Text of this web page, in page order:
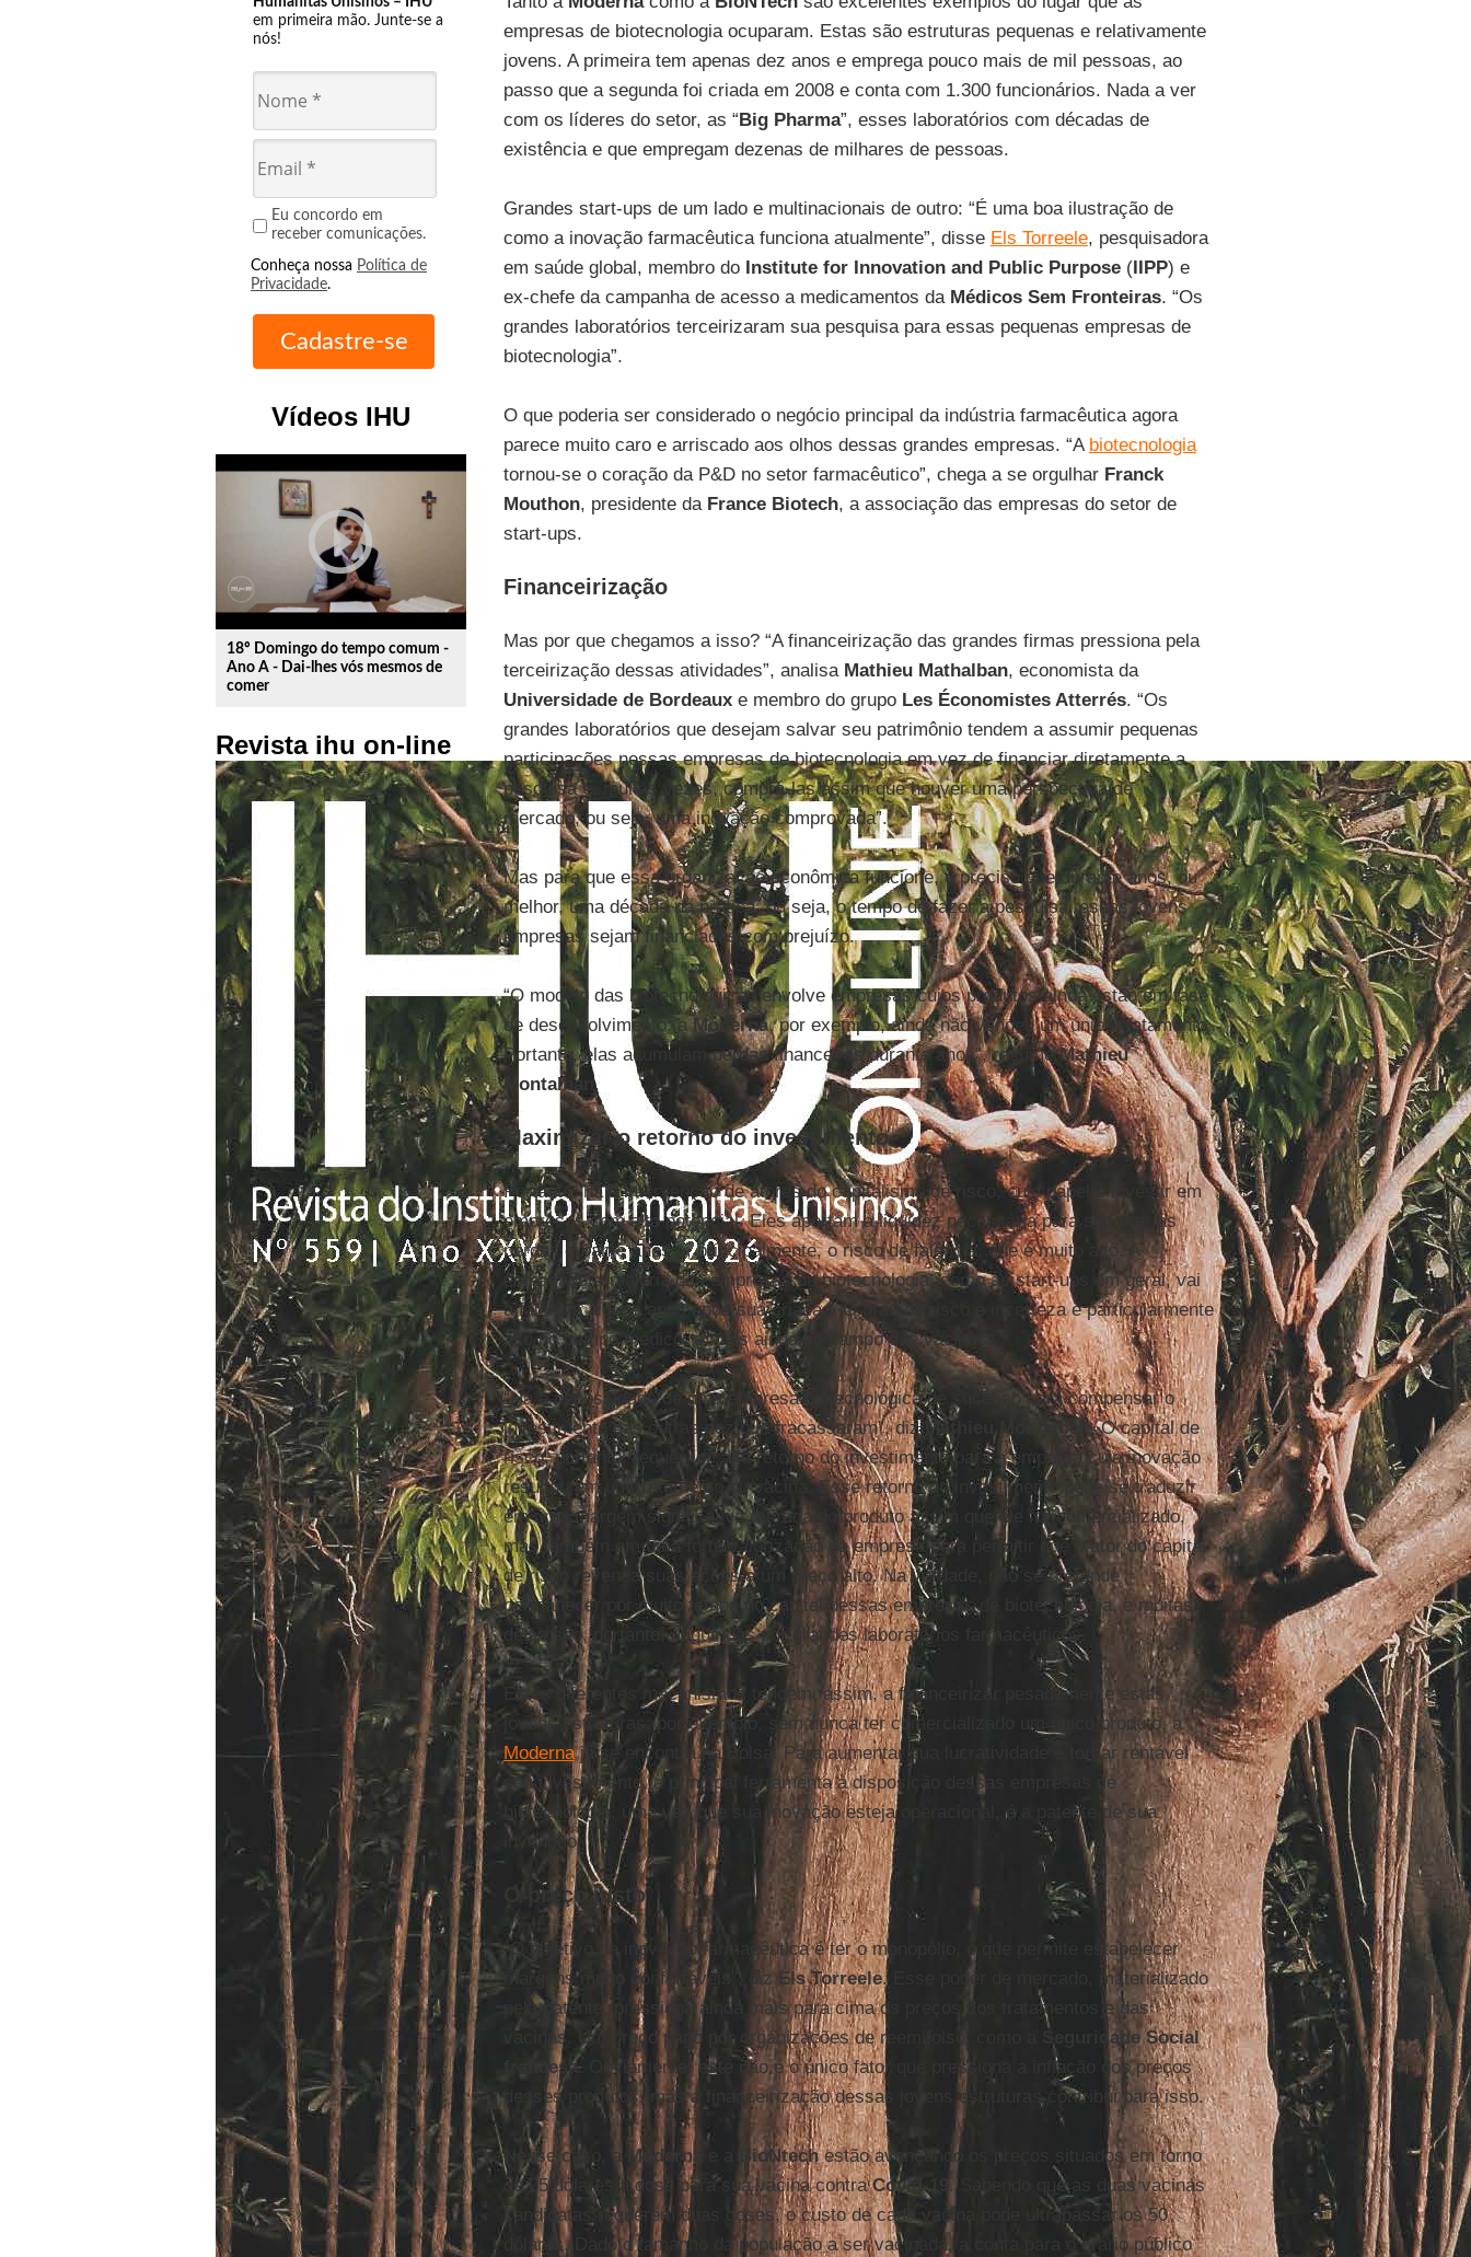
em primeira mão. Junte-se a
nós!
Eu concordo em
receber comunicações.
Conheça nossa Política de
Privacidade.
Vídeos IHU
play_circle_outline
18º Domingo do tempo comum -
Ano A - Dai-lhes vós mesmos de
comer
Revista ihu on-line
empresas de biotecnologia ocuparam. Estas são estruturas pequenas e relativamente
jovens. A primeira tem apenas dez anos e emprega pouco mais de mil pessoas, ao
passo que a segunda foi criada em 2008 e conta com 1.300 funcionários. Nada a ver
com os líderes do setor, as “Big Pharma”, esses laboratórios com décadas de
existência e que empregam dezenas de milhares de pessoas.
Grandes start-ups de um lado e multinacionais de outro: “É uma boa ilustração de
como a inovação farmacêutica funciona atualmente”, disse Els Torreele, pesquisadora
em saúde global, membro do Institute for Innovation and Public Purpose(IIPP) e
ex-chefe da campanha de acesso a medicamentos da Médicos Sem Fronteiras. “Os
grandes laboratórios terceirizaram sua pesquisa para essas pequenas empresas de
biotecnologia”.
O que poderia ser considerado o negócio principal da indústria farmacêutica agora
parece muito caro e arriscado aos olhos dessas grandes empresas. “A biotecnologia
tornou-se o coração da P&D no setor farmacêutico”, chega a se orgulhar Franck
Mouthon, presidente da France Biotech, a associação das empresas do setor de
start-ups.
Financeirização
Mas por que chegamos a isso? “A financeirização das grandes firmas pressiona pela
terceirização dessas atividades”, analisa Mathieu Mathalban, economista da
Universidade de Bordeauxe membro do grupo Les Économistes Atterrés. “Os
grandes laboratórios que desejam salvar seu patrimônio tendem a assumir pequenas
participações nessas empresas de biotecnologia em vez de financiar diretamente a
pesquisa e, muitas vezes, comprá-las assim que houver uma perspectiva de
mercado, ou seja, uma inovação comprovada”.
Mas para que essa organização econômica funcione, é preciso que durante anos, ou
melhor, uma década na prática, ou seja, o tempo de fazer a pesquisa, essas jovens
empresas sejam financiadas com prejuízo.
“O modelo das biotecnológicas envolve empresas cujos produtos ainda estão em fase
de desenvolvimento: aModerna, por exemplo, ainda não vendeu um único tratamento.
Portanto, elas acumulam perdas financeiras durante anos”, resumeMathieu
Montalban .
Maximizar o retorno do investimento
Portanto, há a intervenção de atores do capitalismo de risco, cujo papel é investir em
empresas com alto potencial. Eles aportam a liquidez necessária para suportar as
perdas durante anos e, principalmente, o risco de falência, que é muito alto. A
esmagadora maioria das empresas de biotecnologia, como as start-ups em geral, vai
à falência alguns anos após sua criação. O grau de risco e incerteza é particularmente
alto no campo médico, e mais ainda no campo das vacinas.
“Há a necessidade de uma empresa biotecnológica de sucesso para compensar o
investimento nas outras dez que fracassaram”, dizMathieu Montalban. O capital de
risco, portanto, requer um alto retorno do investimento para a empresa cuja inovação
resultou em um tratamento ou vacina. Esse retorno do investimento pode se traduzir
em uma margem significativa retirada do produto assim que ele for comercializado,
mas também em uma forte valorização da empresa para permitir que o ator do capital
de risco revenda suas ações a um preço alto. Na verdade, não se pretende
permanecer por muito tempo no capital dessas empresas de biotecnologia, e muitas
delas são, portanto, adquiridas por grandes laboratórios farmacêuticos.
Estes diferentes mecanismos tendem, assim, a financeirizar pesadamente estas
jovens estruturas: por exemplo, sem nunca ter comercializado um único produto, a
Modernajá se encontra na Bolsa. Para aumentar sua lucratividade e tornar rentável
seu investimento, a principal ferramenta à disposição dessas empresas de
biotecnologia, uma vez que sua inovação esteja operacional, é a patente de sua
invenção.
O preço justo
“O objetivo da inovação farmacêutica é ter o monopólio, o que permite estabelecer
margens muito confortáveis”, diz Els Torreele. Esse poder de mercado, materializado
pela patente, pressiona ainda mais para cima os preços dos tratamentos e das
vacinas. Um preço pago por organizações de reembolso, como a
Seguridade Social
francesa. Obviamente, este não é o único fator que pressiona a inflação dos preços
desses produtos, mas a financeirização dessas jovens estruturas contribui para isso.
Nesse caso, a Moderna BioNtechestão avançando os preços situados em torno
de 25 dólares a dose para sua vacina contraCovid-19
. Sabendo que as duas vacinas
candidatas requerem duas doses, o custo de cada vacina pode ultrapassar os 50
dólares. Dado o tamanho da população a ser vacinada, a conta para o erário público